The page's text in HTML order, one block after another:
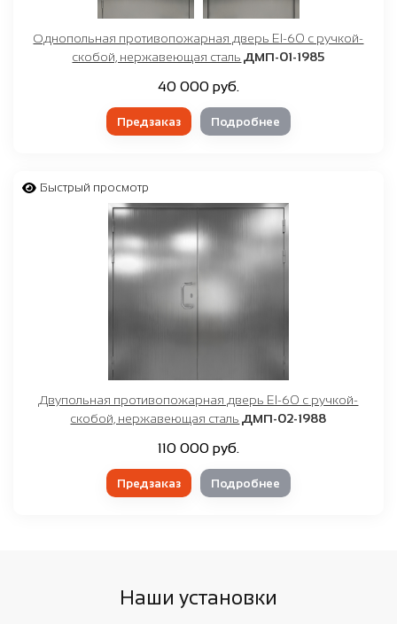
Однопольная противопожарная дверь EI-60 с ручкой-
скобой, нержавеющая сталь ДМП-01-1985
40 000 руб.
Предзаказ Подробнее
Быстрый просмотр
Двупольная противопожарная дверь EI-60 с ручкой-
скобой, нержавеющая сталь ДМП-02-1988
110 000 руб.
Предзаказ Подробнее
Наши установки